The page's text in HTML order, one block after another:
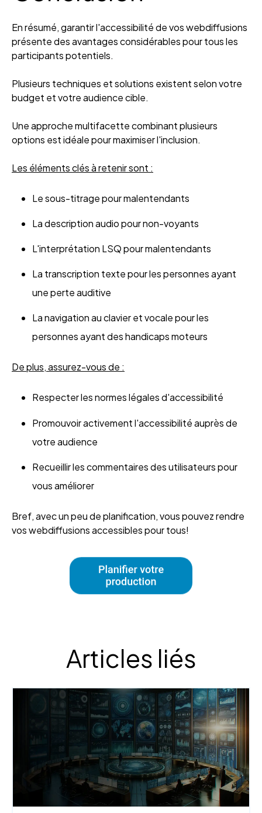
En résumé, garantir l'accessibilité de vos webdiffusions
présente des avantages considérables pour tous les
participants potentiels.
Plusieurs techniques et solutions existent selon votre
budget et votre audience cible.
Une approche multifacette combinant plusieurs
options est idéale pour maximiser l'inclusion.
Les éléments clés à retenir sont :
Le sous-titrage pour malentendants
La description audio pour non-voyants
L'interprétation LSQ pour malentendants
La transcription texte pour les personnes ayant
une perte auditive
La navigation au clavier et vocale pour les
personnes ayant des handicaps moteurs
De plus, assurez-vous de :
Respecter les normes légales d'accessibilité
Promouvoir activement l'accessibilité auprès de
votre audience
Recueillir les commentaires des utilisateurs pour
vous améliorer
Bref, avec un peu de planification, vous pouvez rendre
vos webdiffusions accessibles pour tous!
Articles liés